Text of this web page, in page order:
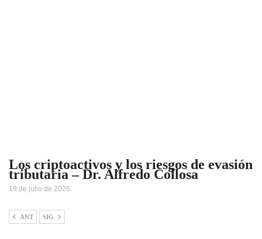
Los criptoactivos y los riesgos de evasión
tributaria – Dr. Alfredo Collosa
19 de julio de 2026
ANT SIG